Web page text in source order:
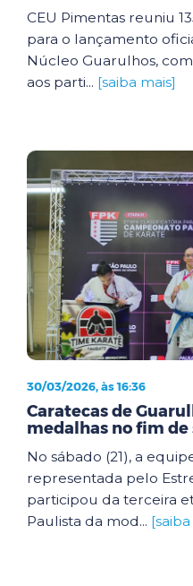
CEU Pimentas reuniu
para o lançamento
Núcleo Guarulhos,
aos parti... [saiba mais]
30/03/2026, às 16:36
Caratecas de
medalhas no fim de
No sábado (21), a
representada pelo
participou da terceira
Paulista da mod...